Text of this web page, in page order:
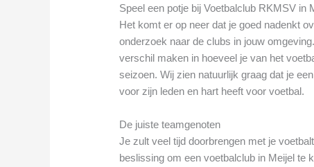
Speel een potje bij Voetbalclub RKMSV in
Het komt er op neer dat je goed nadenkt
onderzoek naar de clubs in jouw
verschil maken in hoeveel je van het
seizoen. Wij zien natuurlijk graag dat je
voor zijn leden en hart heeft voor voetbal.
De juiste teamgenoten
Je zult veel tijd doorbrengen met je
beslissing om een voetbalclub in Meijel te